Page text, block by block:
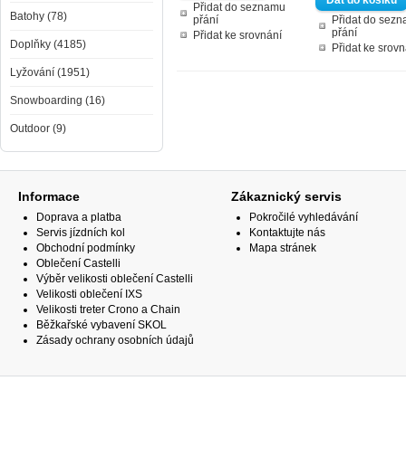
Přidat do seznamu
přání
Přidat ke srovnání
Přidat do
přání
Přidat ke
Batohy (78)
Doplňky (4185)
Lyžování (1951)
Snowboarding (16)
Outdoor (9)
Informace
Doprava a platba
Servis jízdních kol
Obchodní podmínky
Oblečení Castelli
Výběr velikosti oblečení Castelli
Velikosti oblečení IXS
Velikosti treter Crono a Chain
Běžkařské vybavení SKOL
Zásady ochrany osobních údajů
Zákaznický servis
Pokročilé vyhledávání
Kontaktujte nás
Mapa stránek